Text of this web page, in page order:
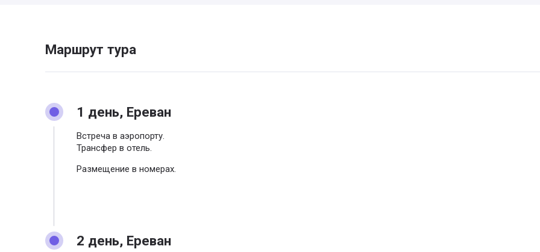
Маршрут тура
1 день, Ереван
Встреча в аэропорту.
Трансфер в отель.
Размещение в номерах.
2 день, Ереван